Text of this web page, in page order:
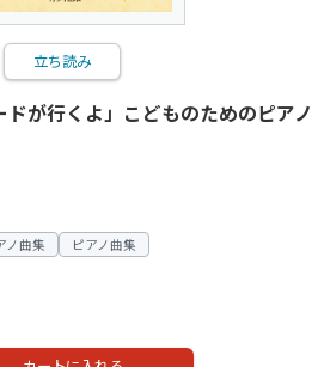
立ち読み
が行くよ」こどものためのピアノ
ノ曲集 ピアノ曲集